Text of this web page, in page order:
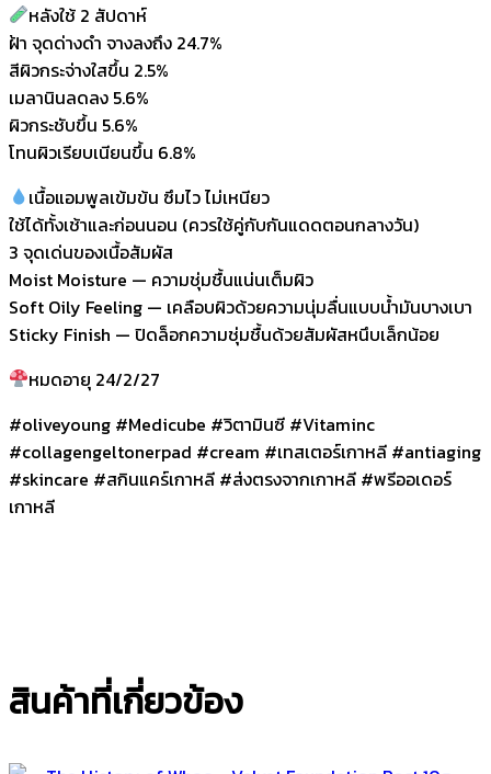
หลังใช้ 2 สัปดาห์
ฝ้า จุดด่างดำ จางลงถึง 24.7%
สีผิวกระจ่างใสขึ้น 2.5%
เมลานินลดลง 5.6%
ผิวกระชับขึ้น 5.6%
โทนผิวเรียบเนียนขึ้น 6.8%
เนื้อแอมพูลเข้มข้น ซึมไว ไม่เหนียว
ใช้ได้ทั้งเช้าและก่อนนอน (ควรใช้คู่กับกันแดดตอนกลางวัน)
3 จุดเด่นของเนื้อสัมผัส
Moist Moisture — ความชุ่มชื้นแน่นเต็มผิว
Soft Oily Feeling — เคลือบผิวด้วยความนุ่มลื่นแบบน้ำมันบางเบา
Sticky Finish — ปิดล็อกความชุ่มชื้นด้วยสัมผัสหนึบเล็กน้อย
หมดอายุ 24/2/27
#oliveyoung #Medicube #วิตามินซี #Vitaminc
#collagengeltonerpad #cream #เทสเตอร์เกาหลี #antiaging
#skincare #สกินแคร์เกาหลี #ส่งตรงจากเกาหลี #พรีออเดอร์
เกาหลี
สินค้าที่เกี่ยวข้อง